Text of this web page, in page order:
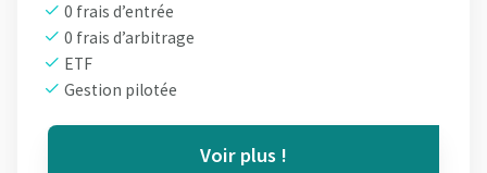
0 frais d’entrée
0 frais d’arbitrage
ETF
Gestion pilotée
Voir plus !